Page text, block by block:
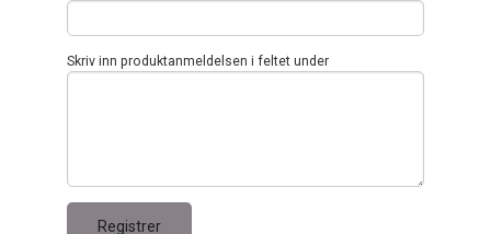
Skriv inn produktanmeldelsen i feltet under